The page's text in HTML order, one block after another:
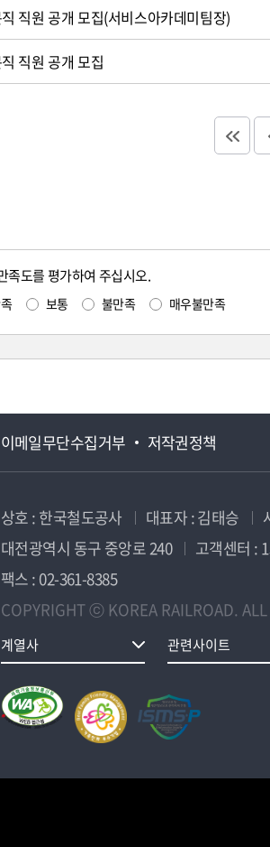
직원 공개 모집(서비스아카데미팀장)
직원 공개 모집
족도를 평가하여 주십시오.
보통 불만족 매우불만족
이메일무단수집거부 저작권정책
상호 : 한국철도공사 대표자 : 김태승
대전광역시 동구 중앙로 240
고객센터 :
팩스 : 02-361-8385
COPYRIGHT ⓒ KOREA RAILROAD. ALL
계열사 관련사이트